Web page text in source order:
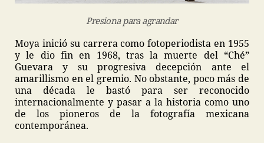
Presiona para agrandar
Moya inició su carrera como fotoperiodista en 1955
y le dio fin en 1968, tras la muerte del “Ché”
Guevara y su progresiva decepción ante el
amarillismo en el gremio. No obstante, poco más de
una década le bastó para ser reconocido
internacionalmente y pasar a la historia como uno
de los pioneros de la fotografía mexicana
contemporánea.